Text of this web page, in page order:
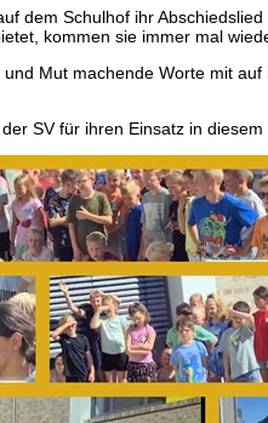
dem Schulhof ihr
kommen sie immer mal
Mut machende Worte mit
SV für ihren Einsatz in diesem